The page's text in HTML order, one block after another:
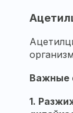
Важные
1.